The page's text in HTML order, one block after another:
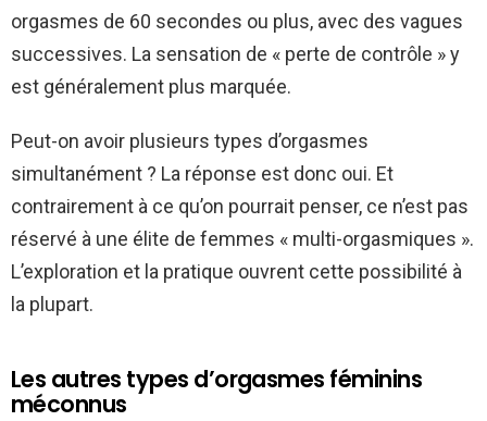
orgasmes de 60 secondes ou plus, avec des vagues
successives. La sensation de « perte de contrôle » y
est généralement plus marquée.
Peut-on avoir plusieurs types d’orgasmes
simultanément ? La réponse est donc oui. Et
contrairement à ce qu’on pourrait penser, ce n’est pas
réservé à une élite de femmes « multi-orgasmiques ».
L’exploration et la pratique ouvrent cette possibilité à
la plupart.
Les autres types d’orgasmes féminins
méconnus